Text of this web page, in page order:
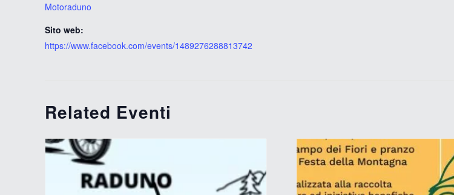
Motoraduno
Sito web:
https://www.facebook.com/events/1489276288813742
Related Eventi